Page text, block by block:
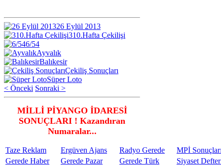
26 Eylül 2013
310.Hafta Çekilişi
6/54
Ayvalık
Balıkesir
Çekiliş Sonuçları
Süper Loto
< Önceki Sonraki >
MİLLİ PİYANGO İDARESİ
SONUÇLARI ! Kazandıran
Numaralar...
Taze Reklam Ergüven Ajans Radyo Gerede
MPİ
Gerede Haber
Gerede Pazar Gerede Türk Siyaset